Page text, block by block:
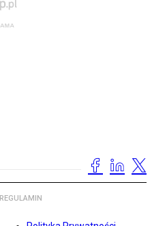
REGULAMIN